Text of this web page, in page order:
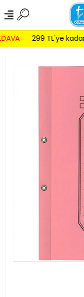
299 TL'ye kadar